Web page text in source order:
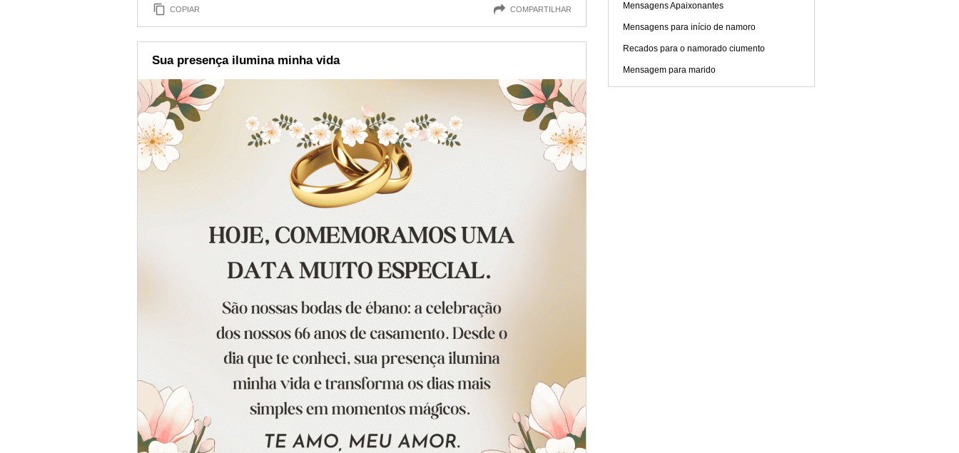
COPIAR COMPARTILHAR
Sua presença ilumina minha vida
Mensagens Apaixonantes
Mensagens para início de namoro
Recados para o namorado ciumento
Mensagem para marido